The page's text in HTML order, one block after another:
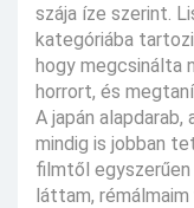
szája íze szerint.
kategóriába
hogy megcsinálta
horrort, és
A japán alapdarab,
mindig is jobban
filmtől egyszerűen
láttam,